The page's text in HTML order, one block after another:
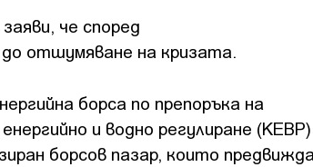
че според
отшумяване на кризата.
борса по препоръка на
и водно регулиране (КЕВР)
борсов пазар, които